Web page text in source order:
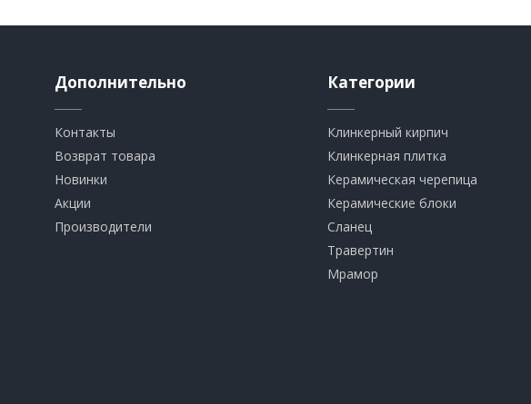
Дополнительно
Контакты
Возврат товара
Новинки
Акции
Производители
Категории
Клинкерный кирпич​
​Клинкерная плитка
​Керамическая черепица
​Керамические блоки
​Сланец
Травертин​
​Мрамор